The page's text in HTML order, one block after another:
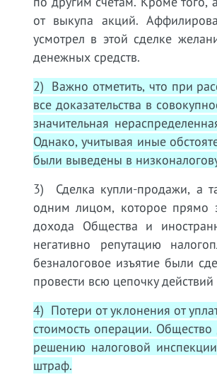
от выкупа акций.
усмотрел в этой сделке
денежных средств.
2) Важно отметить, что при
все доказательства в
значительная
Однако, учитывая иные
были выведены в
3) Сделка купли-продажи, а
одним лицом, которое прямо
дохода Общества и
негативно репутацию
безналоговое изъятие были
провести всю цепочку
4) Потери от уклонения от
стоимость операции.
решению налоговой
штраф.